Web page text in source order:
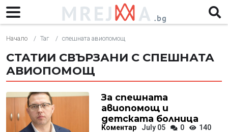
Начало Таг спешната авиопомощ
СТАТИИ СВЪРЗАНИ С СПЕШНАТА
АВИОПОМОЩ
За спешната
авиопомощ и
детската болница
Коментар July 05 0 140